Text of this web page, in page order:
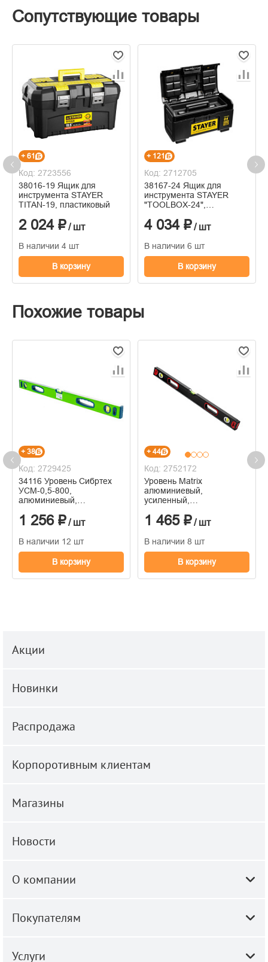
Сопутствующие товары
+ 61
Код: 2723556
38016-19 Ящик для
инструмента STAYER
TITAN-19, пластиковый
2 024 ₽/ шт
В наличии 4 шт
В корзину
+ 121
Код: 2712705
38167-24 Ящик для
инструмента STAYER
"TOOLBOX-24",
4 034 ₽/ шт
В наличии 6 шт
В корзину
Похожие товары
+ 38
Код: 2729425
34116 Уровень Сибртех
УСМ-0,5-800,
алюминиевый,
магнитный, 800 мм
1 256 ₽/ шт
В наличии 12 шт
В корзину
+ 44
Код: 2752172
Уровень Matrix
алюминиевый,
усиленный,
800 мм
1 465 ₽/ шт
В наличии 8 шт
В корзину
Акции
Новинки
Распродажа
Корпоротивным клиентам
Магазины
Новости
О компании
Покупателям
Услуги